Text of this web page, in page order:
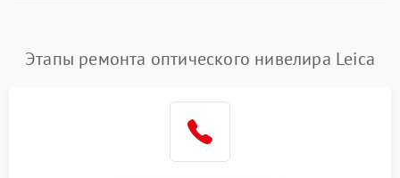
Запотевание линз 3000 ₽ Подробнее →
Этапы ремонта оптического нивелира Leica